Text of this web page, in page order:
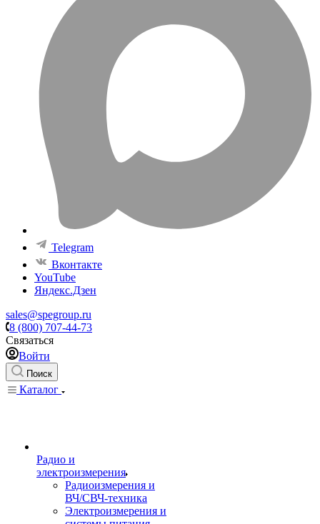
Telegram
Вконтакте
YouTube
Яндекс.Дзен
sales@spegroup.ru
8 (800) 707-44-73
Связаться
Войти
Поиск
Каталог
Радио и
электроизмерения
Радиоизмерения и
ВЧ/СВЧ-техника
Электроизмерения и